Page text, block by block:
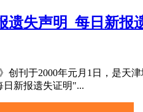
遗失声明_每日新报
》创刊于2000年元月1日，是天
日新报遗失证明"...